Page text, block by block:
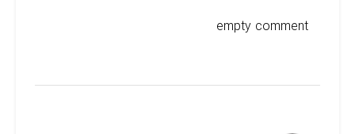
empty comment